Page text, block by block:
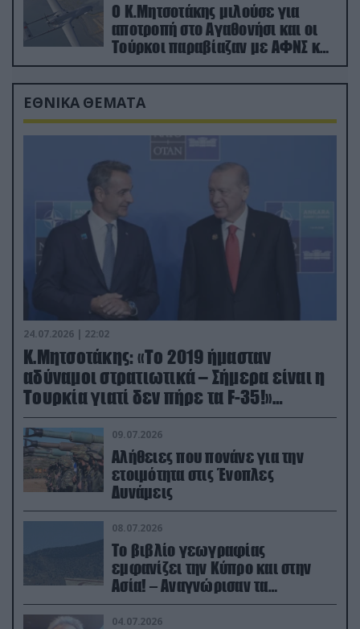
Ο Κ.Μητσοτάκης μιλούσε για
αποτροπή στο Αγαθονήσι και οι
Τούρκοι παραβίαζαν με ΑΦΝΣ και
drone
ΕΘΝΙΚΑ ΘΕΜΑΤΑ
24.07.2026 | 22:02
Κ.Μητσοτάκης: «Το 2019 ήμασταν
αδύναμοι στρατιωτικά – Σήμερα είναι η
Τουρκία γιατί δεν πήρε τα F-35!»
(βίντεο)
09.07.2026
Αλήθειες που πονάνε για την
ετοιμότητα στις Ένοπλες
Δυνάμεις
08.07.2026
Το βιβλίο γεωγραφίας
εμφανίζει την Κύπρο και στην
Ασία! – Αναγνώρισαν τα
κατεχόμενα; (φωτο)
04.07.2026